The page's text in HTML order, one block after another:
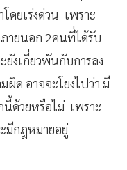
ดยเร่งด่วน เพราะ
ายนอก 2คนที่ได้รับ
ยังเกี่ยวพันกับการลง
ผิด อาจจะโยงไปว่า มี
นี้ด้วยหรือไม่ เพราะ
มีกฎหมายอยู่